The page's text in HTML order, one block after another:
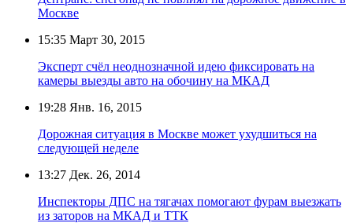
Москве
15:35 Март 30, 2015
Эксперт счёл неоднозначной идею фиксировать на
камеры выезды авто на обочину на МКАД
19:28 Янв. 16, 2015
Дорожная ситуация в Москве может ухудшиться на
следующей неделе
13:27 Дек. 26, 2014
Инспекторы ДПС на тягачах помогают фурам выезжать
из заторов на МКАД и ТТК